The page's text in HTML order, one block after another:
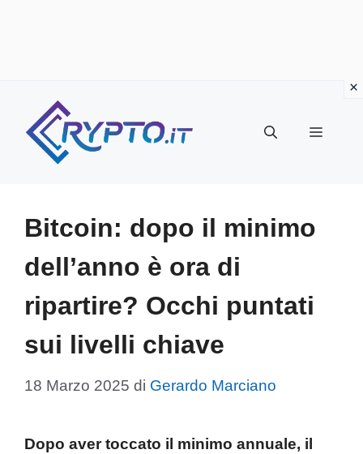
contenuto
Menu
Bitcoin: dopo il minimo
dell’anno è ora di
ripartire? Occhi puntati
sui livelli chiave
18 Marzo 2025 di Gerardo Marciano
Dopo aver toccato il minimo annuale, il